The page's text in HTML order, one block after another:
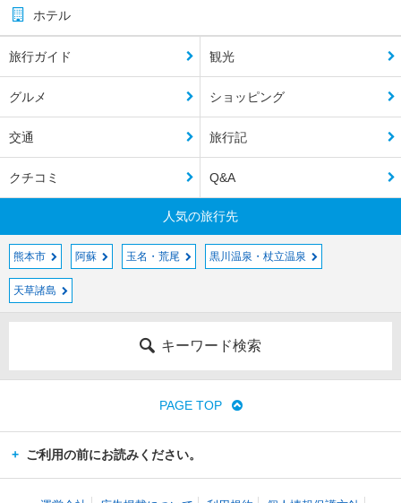
ホテル
旅行ガイド 観光
グルメ ショッピング
交通 旅行記
クチコミ Q&A
人気の旅行先
熊本市 阿蘇 玉名・荒尾 黒川温泉・杖立温泉
天草諸島
キーワード検索
PAGE TOP
ご利用の前にお読みください。